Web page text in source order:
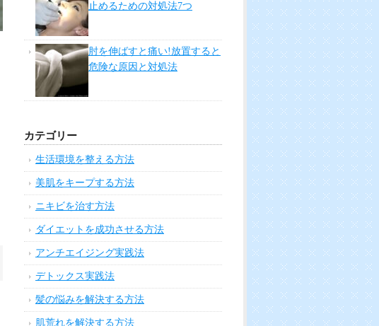
止めるための対処法7つ
肘を伸ばすと痛い!放置すると
危険な原因と対処法
カテゴリー
生活環境を整える方法
美肌をキープする方法
ニキビを治す方法
ダイエットを成功させる方法
アンチエイジング実践法
デトックス実践法
髪の悩みを解決する方法
肌荒れを解決する方法